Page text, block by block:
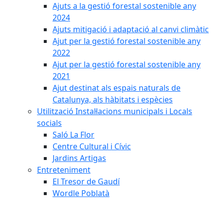
Ajuts a la gestió forestal sostenible any
2024
Ajuts mitigació i adaptació al canvi climàtic
Ajut per la gestió forestal sostenible any
2022
Ajut per la gestió forestal sostenible any
2021
Ajut destinat als espais naturals de
Catalunya, als hàbitats i espècies
Utilització Instal·lacions municipals i Locals
socials
Saló La Flor
Centre Cultural i Cívic
Jardins Artigas
Entreteniment
El Tresor de Gaudí
Wordle Poblatà